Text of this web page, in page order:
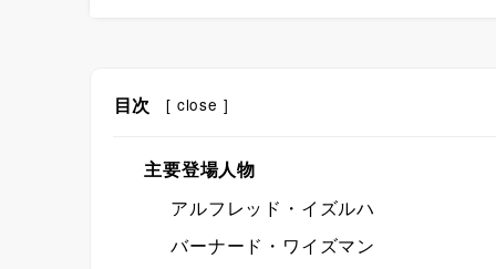
目次 [ close ]
主要登場人物
アルフレッド・イズルハ
バーナード・ワイズマン